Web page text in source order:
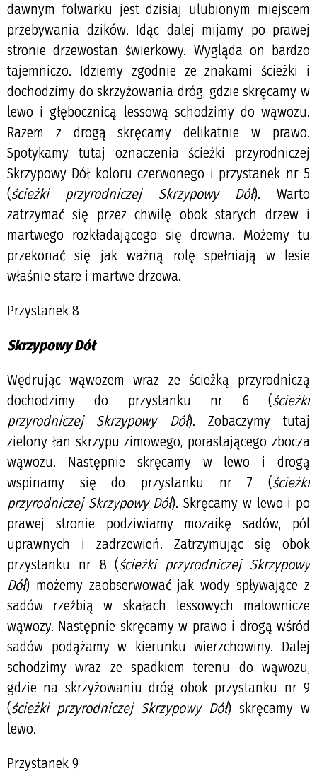
dawnym folwarku jest dzisiaj ulubionym miejscem
przebywania dzików. Idąc dalej mijamy po prawej
stronie drzewostan świerkowy. Wygląda on bardzo
tajemniczo. Idziemy zgodnie ze znakami ścieżki i
dochodzimy do skrzyżowania dróg, gdzie skręcamy w
lewo i głębocznicą lessową schodzimy do wąwozu.
Razem z drogą skręcamy delikatnie w prawo.
Spotykamy tutaj oznaczenia ścieżki przyrodniczej
Skrzypowy Dół koloru czerwonego i przystanek nr 5
(ścieżki przyrodniczej Skrzypowy Dół). Warto
zatrzymać się przez chwilę obok starych drzew i
martwego rozkładającego się drewna. Możemy tu
przekonać się jak ważną rolę spełniają w lesie
właśnie stare i martwe drzewa.
Przystanek 8
Skrzypowy Dół
Wędrując wąwozem wraz ze ścieżką przyrodniczą
dochodzimy do przystanku nr 6 (ścieżki
przyrodniczej Skrzypowy Dół). Zobaczymy tutaj
zielony łan skrzypu zimowego, porastającego zbocza
wąwozu. Następnie skręcamy w lewo i drogą
wspinamy się do przystanku nr 7 (ścieżki
przyrodniczej Skrzypowy Dół). Skręcamy w lewo i po
prawej stronie podziwiamy mozaikę sadów, pól
uprawnych i zadrzewień. Zatrzymując się obok
przystanku nr 8 (ścieżki przyrodniczej Skrzypowy
Dół) możemy zaobserwować jak wody spływające z
sadów rzeźbią w skałach lessowych malownicze
wąwozy. Następnie skręcamy w prawo i drogą wśród
sadów podążamy w kierunku wierzchowiny. Dalej
schodzimy wraz ze spadkiem terenu do wąwozu,
gdzie na skrzyżowaniu dróg obok przystanku nr 9
(ścieżki przyrodniczej Skrzypowy Dół) skręcamy w
lewo.
Przystanek 9